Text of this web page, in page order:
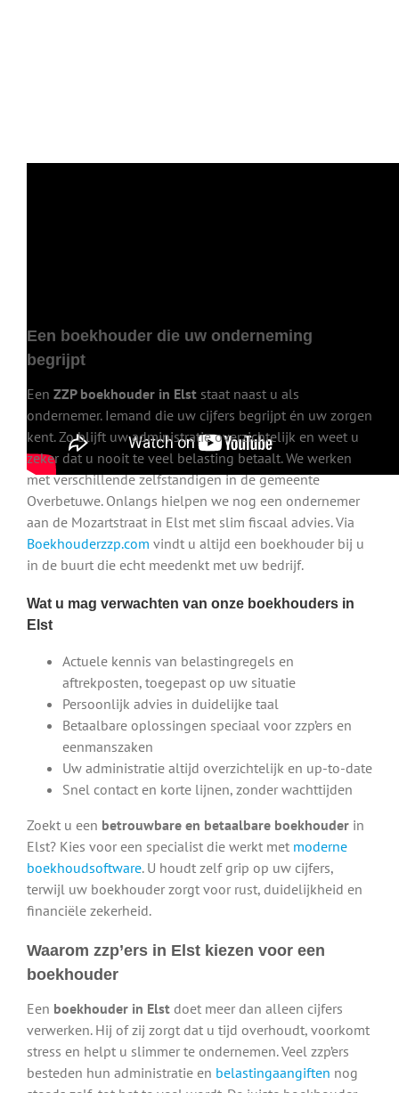
Een boekhouder die uw onderneming
begrijpt
Een ZZP boekhouder in Elst staat naast u als
ondernemer. Iemand die uw cijfers begrijpt én uw zorgen
kent. Zo blijft uw administratie overzichtelijk en weet u
zeker dat u nooit te veel belasting betaalt. We werken
met verschillende zelfstandigen in de gemeente
Overbetuwe. Onlangs hielpen we nog een ondernemer
aan de Mozartstraat in Elst met slim fiscaal advies. Via
Boekhouderzzp.com vindt u altijd een boekhouder bij u
in de buurt die echt meedenkt met uw bedrijf.
Wat u mag verwachten van onze boekhouders in
Elst
Actuele kennis van belastingregels en
aftrekposten, toegepast op uw situatie
Persoonlijk advies in duidelijke taal
Betaalbare oplossingen speciaal voor zzp’ers en
eenmanszaken
Uw administratie altijd overzichtelijk en up-to-date
Snel contact en korte lijnen, zonder wachttijden
Zoekt u een betrouwbare en betaalbare boekhouder in
Elst? Kies voor een specialist die werkt met moderne
boekhoudsoftware. U houdt zelf grip op uw cijfers,
terwijl uw boekhouder zorgt voor rust, duidelijkheid en
financiële zekerheid.
Waarom zzp’ers in Elst kiezen voor een
boekhouder
Een boekhouder in Elst doet meer dan alleen cijfers
verwerken. Hij of zij zorgt dat u tijd overhoudt, voorkomt
stress en helpt u slimmer te ondernemen. Veel zzp’ers
besteden hun administratie en belastingaangiften nog